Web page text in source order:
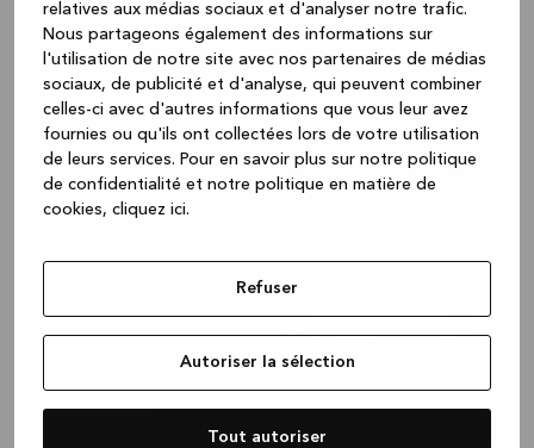
relatives aux médias sociaux et d'analyser notre trafic.
Nous partageons également des informations sur
l'utilisation de notre site avec nos partenaires de médias
sociaux, de publicité et d'analyse, qui peuvent combiner
celles-ci avec d'autres informations que vous leur avez
fournies ou qu'ils ont collectées lors de votre utilisation
de leurs services. Pour en savoir plus sur notre politique
de confidentialité et notre politique en matière de
cookies, cliquez ici.
Refuser
Autoriser la sélection
Tout autoriser